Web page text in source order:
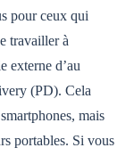
pour ceux qui
travailler à
externe d’au
(PD). Cela
mais
portables. Si vous